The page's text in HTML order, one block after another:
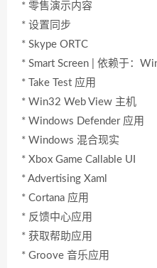
* 零售演示内容
* 设置同步
* Skype ORTC
* Smart Screen | 依赖于：
* Take Test 应用
* Win32 Web View 主机
* Windows Defender 应用
* Windows 混合现实
* Xbox Game Callable UI
* Advertising Xaml
* Cortana 应用
* 反馈中心应用
* 获取帮助应用
* Groove 音乐应用